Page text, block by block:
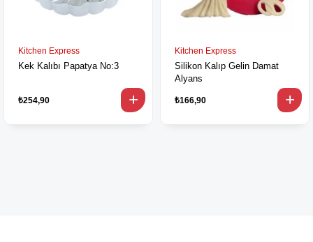
Kitchen Express
Kek Kalıbı Papatya No:3
₺254,90
Kitchen Express
Silikon Kalıp Gelin Damat
Alyans
₺166,90